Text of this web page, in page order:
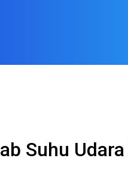
Suhu